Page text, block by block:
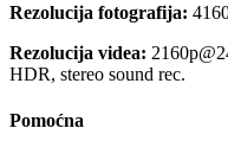
Rezolucija fotografija:
Rezolucija videa:
HDR, stereo sound rec.
Pomoćna